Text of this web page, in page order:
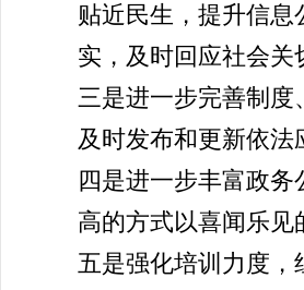
贴近民生，提升信
实，及时回应社会关
三是进一步完善制度
及时发布和更新依
四是进一步丰富政
高的方式以喜闻乐见
五是强化培训力度，